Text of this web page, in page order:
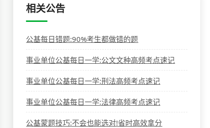
相关公告
公基每日错题:90%考生都做错的题
事业单位公基每日一学:公文文种高频考点速记
事业单位公基每日一学:刑法高频考点速记
事业单位公基每日一学:法律高频考点速记
公基蒙题技巧:不会也能选对!省时高效拿分